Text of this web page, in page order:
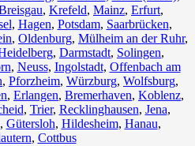
, Krefeld, Mainz, Erfurt,
, Hagen, Potsdam, Saarbrücken,
, Oldenburg, Mülheim an der Ruhr,
, Darmstadt, Solingen,
, Neuss, Ingolstadt, Offenbach am
, Pforzheim, Würzburg, Wolfsburg,
, Erlangen, Bremerhaven, Koblenz,
, Trier, Recklinghausen, Jena,
, Gütersloh, Hildesheim, Hanau,
, Cottbus